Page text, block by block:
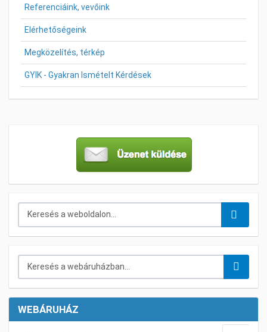
Referenciáink, vevőink
Elérhetőségeink
Megközelítés, térkép
GYIK - Gyakran Ismételt Kérdések
WEBÁRUHÁZ